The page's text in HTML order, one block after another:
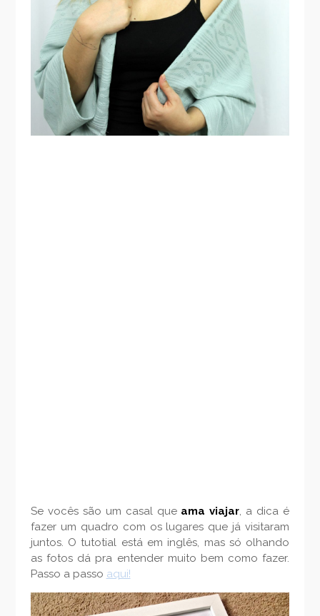
Se vocês são um casal queama viajar, a dica é
fazer um quadro com os lugares que já visitaram
juntos. O tutotial está em inglês, mas só olhando
as fotos dá pra entender muito bem como fazer.
Passo a passo aqui!